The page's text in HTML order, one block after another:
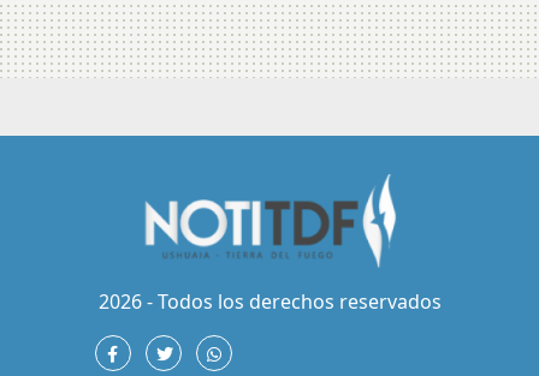
2026 - Todos los derechos reservados